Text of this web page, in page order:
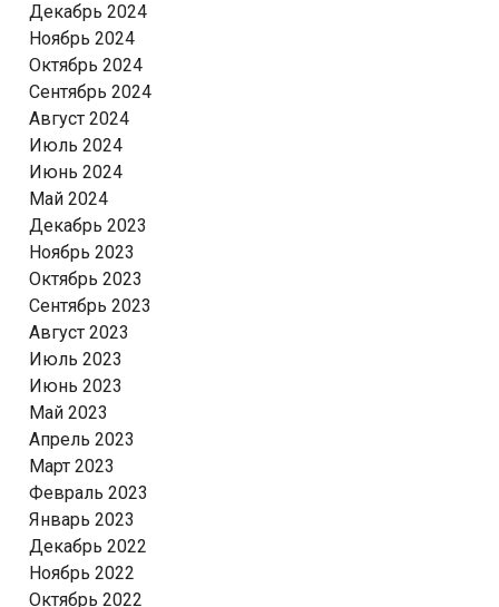
Декабрь 2024
Ноябрь 2024
Октябрь 2024
Сентябрь 2024
Август 2024
Июль 2024
Июнь 2024
Май 2024
Декабрь 2023
Ноябрь 2023
Октябрь 2023
Сентябрь 2023
Август 2023
Июль 2023
Июнь 2023
Май 2023
Апрель 2023
Март 2023
Февраль 2023
Январь 2023
Декабрь 2022
Ноябрь 2022
Октябрь 2022